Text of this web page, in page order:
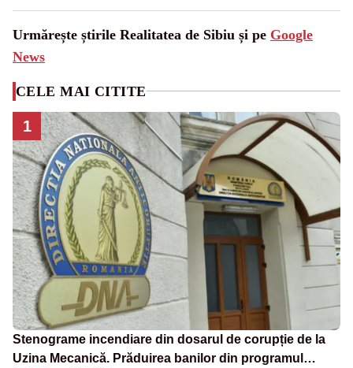
Urmărește știrile Realitatea de Sibiu și pe Google
News
CELE MAI CITITE
1
Stenograme incendiare din dosarul de corupție de la
Uzina Mecanică. Prăduirea banilor din programul